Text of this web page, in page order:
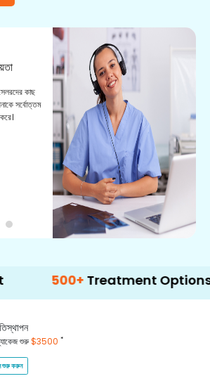
কাছ
সর্বোত্তম
Treatment Options
শুরু$3500 *
শুরু করুন